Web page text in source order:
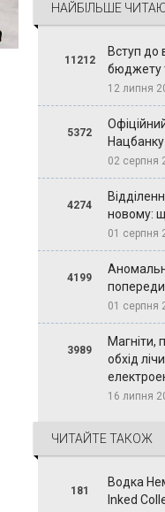
НАЙБІЛЬШЕ
11212
Вступ до
бюджету
12 липня
5372
Нацбанку
02 серпня
4274
новому:
01 серпня
4199
01 серпня
3989
Магніти,
обхід
16 липня
ЧИТАЙТЕ ТАКОЖ
181
Водка
Inked